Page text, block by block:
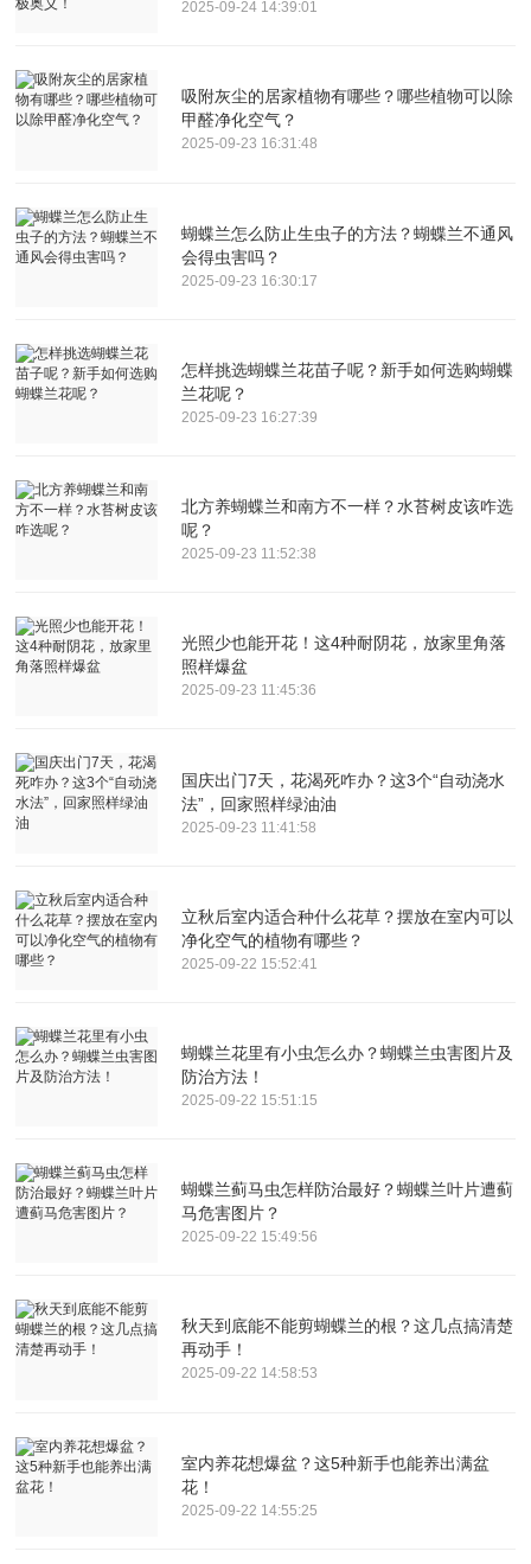
2025-09-24 14:39:01
吸附灰尘的居家植物有哪些？哪些植物可以除
甲醛净化空气？
2025-09-23 16:31:48
蝴蝶兰怎么防止生虫子的方法？蝴蝶兰不通风
会得虫害吗？
2025-09-23 16:30:17
怎样挑选蝴蝶兰花苗子呢？新手如何选购蝴蝶
兰花呢？
2025-09-23 16:27:39
北方养蝴蝶兰和南方不一样？水苔树皮该咋选
呢？
2025-09-23 11:52:38
光照少也能开花！这4种耐阴花，放家里角落
照样爆盆
2025-09-23 11:45:36
国庆出门7天，花渴死咋办？这3个“自动浇水
法”，回家照样绿油油
2025-09-23 11:41:58
立秋后室内适合种什么花草？摆放在室内可以
净化空气的植物有哪些？
2025-09-22 15:52:41
蝴蝶兰花里有小虫怎么办？蝴蝶兰虫害图片及
防治方法！
2025-09-22 15:51:15
蝴蝶兰蓟马虫怎样防治最好？蝴蝶兰叶片遭蓟
马危害图片？
2025-09-22 15:49:56
秋天到底能不能剪蝴蝶兰的根？这几点搞清楚
再动手！
2025-09-22 14:58:53
室内养花想爆盆？这5种新手也能养出满盆
花！
2025-09-22 14:55:25